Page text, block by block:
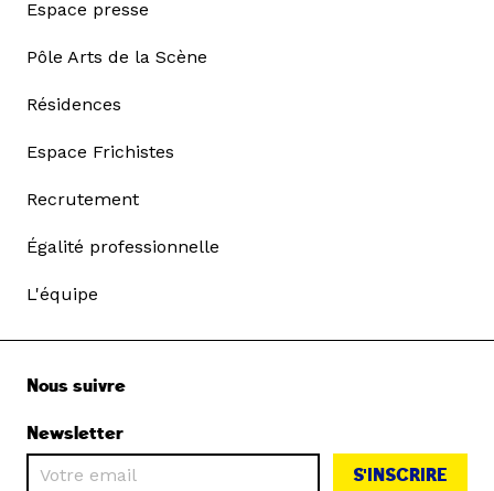
Espace presse
Pôle Arts de la Scène
Résidences
Espace Frichistes
Recrutement
Égalité professionnelle
L'équipe
Nous suivre
Newsletter
S'INSCRIRE